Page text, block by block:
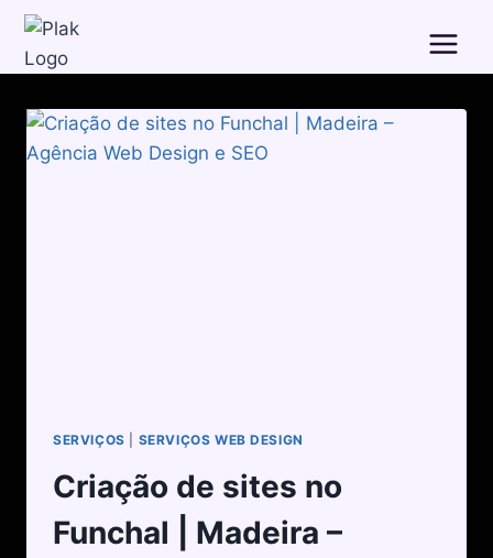
SERVIÇOS SERVIÇOS WEB DESIGN
Criação de sites no
Funchal | Madeira –